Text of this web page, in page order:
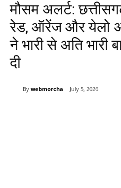
मौसम अलर्ट:
रेड, ऑरेंज और येलो
ने भारी से अति भारी
दी
By webmorcha July 5, 2026